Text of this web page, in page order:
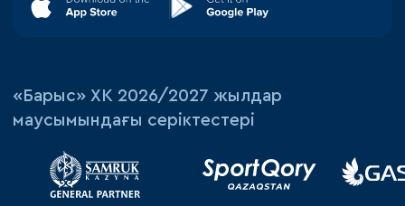
«‎Барыс»‎ ХК 2026/2027 жылдар
маусымындағы серіктестері